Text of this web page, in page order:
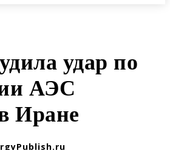
удар по
АЭС
Иране